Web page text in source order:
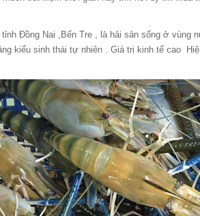
Đồng Nai ,Bến Tre , là hải sản sống ở vùng
kiểu sinh thái tự nhiên . Giá trị kinh tế cao